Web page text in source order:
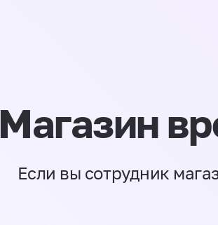
Магазин
Если вы сотрудник